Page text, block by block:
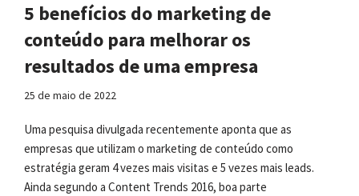
5 benefícios do marketing de
conteúdo para melhorar os
resultados de uma empresa
25 de maio de 2022
Uma pesquisa divulgada recentemente aponta que as
empresas que utilizam o marketing de conteúdo como
estratégia geram 4 vezes mais visitas e 5 vezes mais leads.
Ainda segundo a Content Trends 2016, boa parte